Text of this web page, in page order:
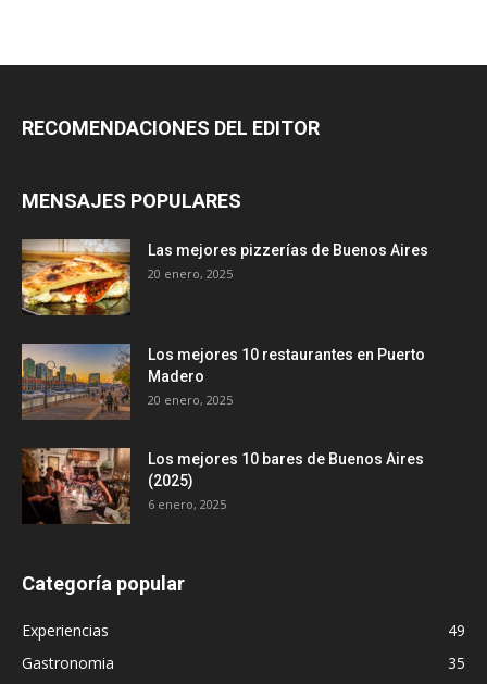
RECOMENDACIONES DEL EDITOR
MENSAJES POPULARES
Las mejores pizzerías de Buenos Aires
20 enero, 2025
Los mejores 10 restaurantes en Puerto
Madero
20 enero, 2025
Los mejores 10 bares de Buenos Aires
(2025)
6 enero, 2025
Categoría popular
Experiencias
49
Gastronomia
35